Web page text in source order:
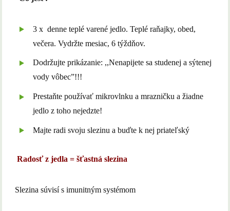
3 x denne teplé varené jedlo. Teplé raňajky, obed,
večera. Vydržte mesiac, 6 týždňov.
Dodržujte prikázanie: ,,Nenapijete sa studenej a sýtenej
vody vôbec”!!!
Prestaňte používať mikrovlnku a mrazničku a žiadne
jedlo z toho nejedzte!
Majte radi svoju slezinu a buďte k nej priateľský
Radosť z jedla = šťastná slezina
Slezina súvisí s imunitným systémom